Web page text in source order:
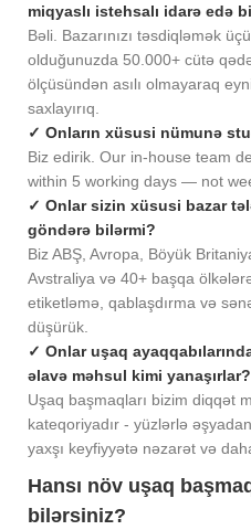
miqyaslı istehsalı idarə edə
Bəli. Bazarınızı təsdiqləmək
olduğunuzda 50.000+ cütə
ölçüsündən asılı olmayaraq
saxlayırıq.
✓ Onların xüsusi nümunə
Biz edirik. Our in-house team
within 5 working days — not
✓ Onlar sizin xüsusi bazar
göndərə bilərmi?
Biz ABŞ, Avropa, Böyük
Avstraliya və 40+ başqa
etiketləmə, qablaşdırma və
düşürük.
✓ Onlar uşaq
əlavə məhsul kimi yanaşırlar?
Uşaq başmaqları bizim diqqət
kateqoriyadır - yüzlərlə
yaxşı keyfiyyətə nəzarət və
Hansı növ uşaq
bilərsiniz?